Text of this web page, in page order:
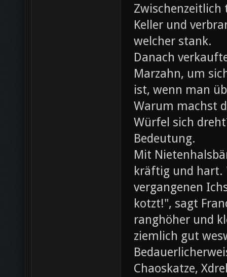
Zwischenzeitlich
Keller und
welcher stank.
Danach
Marzahn, um
ist, wenn man
Warum machst
Würfel sich
Bedeutung.
Mit
kräftig und hart.
vergangenen
kotzt!", sagt
ranghöher und
ziemlich gut
Chaoskatze,